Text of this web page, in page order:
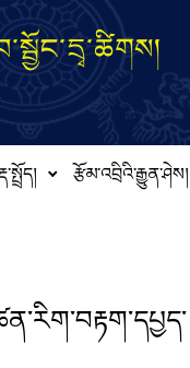
རྩོམ་འབྲིའི་རྒྱུན་ཤེས།